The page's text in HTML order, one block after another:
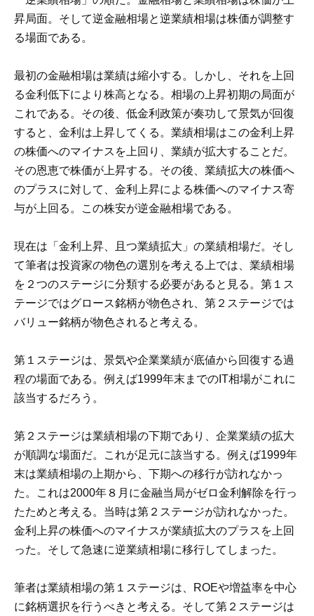
昇局面。そして逆金融相場と逆業績相場は株価が調整す
る場面である。
最初の金融相場は業績は縮小する。しかし、それを上回
る金利低下により株高となる。相場の上昇初期の局面が
これである。その後、低金利政策が奏功して景気が回復
すると、金利は上昇してくる。業績相場はこの金利上昇
の株価へのマイナスを上回り、業績が拡大することだ。
その恩恵で株価が上昇する。その後、業績拡大の株価へ
のプラスに対して、金利上昇による株価へのマイナス寄
与が上回る。この株安が逆金融相場である。
現在は「金利上昇、且つ業績拡大」の業績相場だ。そし
て筆者は投資家の物色の選別を考える上では、業績相場
を２つのステージに分類する必要があると見る。第１ス
テージではグロース銘柄が物色され、第２ステージでは
バリュー銘柄が物色されると考える。
第１ステージは、景気や企業業績が底値から回復する過
程の場面である。例えば1999年末までのIT相場がこれに
該当するだろう。
第２ステージは業績相場の下期であり、企業業績の拡大
が順調な場面だ。これが足元に該当する。例えば1999年
末は業績相場の上期から、下期への移行が訪れなかっ
た。これは2000年８月に金融当局がゼロ金利解除を行っ
たためと考える。当時は第２ステージが訪れなかった。
金利上昇の株価へのマイナスが業績拡大のプラスを上回
った。そして急速に逆業績相場に移行してしまった。
筆者は業績相場の第１ステージは、ROEや増益率を中心
に銘柄選択を行うべきと考える。そして第２ステージは